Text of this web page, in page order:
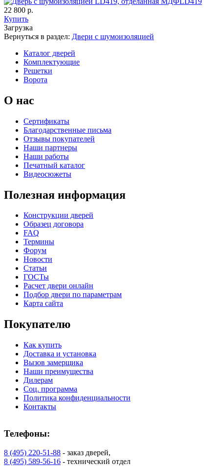
К-35 С К-35 СС
К-36 46 30
К-36 С
К-37 Н
C67
C71 C72
C73 C75
22 800 р.
Купить
Загрузка
Вернуться в раздел: Двери с шумоизоляцией
Каталог дверей
Комплектующие
Решетки
Ворота
О нас
Сертификаты
Благодарственные письма
Отзывы покупателей
Наши партнеры
Наши работы
Печатный каталог
Видеосюжеты
Полезная информация
Конструкции дверей
Образец договора
FAQ
Термины
Форум
Новости
Статьи
ГОСТы
Расчет двери онлайн
Подбор двери по параметрам
Карта сайта
Покупателю
Как купить
Доставка и установка
Вызов замерщика
Наши преимущества
Дилерам
Соц. программа
Политика конфиденциальности
Контакты
Телефоны:
8 (495) 220-51-88 - заказ дверей,
8 (495) 589-56-16 - технический отдел